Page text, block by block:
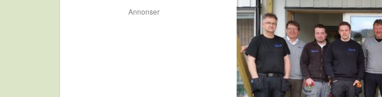
Annonser